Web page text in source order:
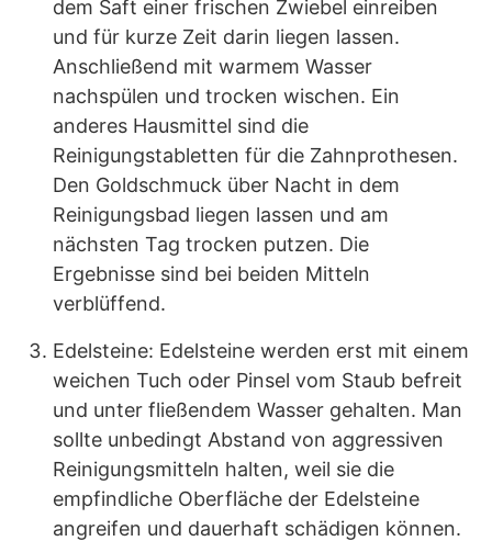
dem Saft einer frischen Zwiebel einreiben
und für kurze Zeit darin liegen lassen.
Anschließend mit warmem Wasser
nachspülen und trocken wischen. Ein
anderes Hausmittel sind die
Reinigungstabletten für die Zahnprothesen.
Den Goldschmuck über Nacht in dem
Reinigungsbad liegen lassen und am
nächsten Tag trocken putzen. Die
Ergebnisse sind bei beiden Mitteln
verblüffend.
Edelsteine: Edelsteine werden erst mit einem
weichen Tuch oder Pinsel vom Staub befreit
und unter fließendem Wasser gehalten. Man
sollte unbedingt Abstand von aggressiven
Reinigungsmitteln halten, weil sie die
empfindliche Oberfläche der Edelsteine
angreifen und dauerhaft schädigen können.